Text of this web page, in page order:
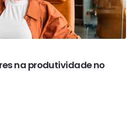
na produtividade no